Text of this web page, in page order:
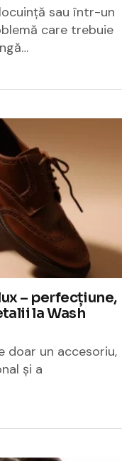
sau într-un
care trebuie
– perfecțiune,
la Wash
doar un accesoriu,
și a